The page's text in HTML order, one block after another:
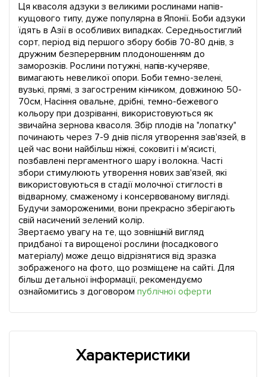
Ця квасоля адзуки з великими рослинами напів-
кущового типу, дуже популярна в Японії. Боби адзуки
їдять в Азії в особливих випадках. Середньостиглий
сорт, період від першого збору бобів 70-80 днів, з
дружним безперервним плодоношенням до
заморозків. Рослини потужні, напів-кучеряве,
вимагають невеликої опори. Боби темно-зелені,
вузькі, прямі, з загостреним кінчиком, довжиною 50-
70см, Насіння овальне, дрібні, темно-бежевого
кольору при дозріванні, використовуються як
звичайна зернова квасоля. Збір плодів на "лопатку"
починають через 7-9 днів після утворення зав'язей, в
цей час вони найбільш ніжні, соковиті і м'ясисті,
позбавлені пергаментного шару і волокна. Часті
збори стимулюють утворення нових зав'язей, які
використовуються в стадії молочної стиглості в
відварному, смаженому і консервованому вигляді.
Будучи замороженими, вони прекрасно зберігають
свій насичений зелений колір.
Звертаємо увагу на те, що зовнішній вигляд
придбаної та вирощеної рослини (посадкового
матеріалу) може дещо відрізнятися від зразка
зображеного на фото, що розміщене на сайті. Для
більш детальної інформації, рекомендуємо
ознайомитись з договором публічної оферти
Характеристики